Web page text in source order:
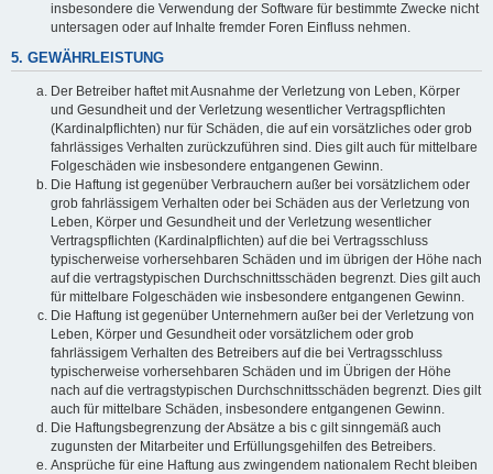
insbesondere die Verwendung der Software für bestimmte Zwecke nicht
untersagen oder auf Inhalte fremder Foren Einfluss nehmen.
5. GEWÄHRLEISTUNG
Der Betreiber haftet mit Ausnahme der Verletzung von Leben, Körper
und Gesundheit und der Verletzung wesentlicher Vertragspflichten
(Kardinalpflichten) nur für Schäden, die auf ein vorsätzliches oder grob
fahrlässiges Verhalten zurückzuführen sind. Dies gilt auch für mittelbare
Folgeschäden wie insbesondere entgangenen Gewinn.
Die Haftung ist gegenüber Verbrauchern außer bei vorsätzlichem oder
grob fahrlässigem Verhalten oder bei Schäden aus der Verletzung von
Leben, Körper und Gesundheit und der Verletzung wesentlicher
Vertragspflichten (Kardinalpflichten) auf die bei Vertragsschluss
typischerweise vorhersehbaren Schäden und im übrigen der Höhe nach
auf die vertragstypischen Durchschnittsschäden begrenzt. Dies gilt auch
für mittelbare Folgeschäden wie insbesondere entgangenen Gewinn.
Die Haftung ist gegenüber Unternehmern außer bei der Verletzung von
Leben, Körper und Gesundheit oder vorsätzlichem oder grob
fahrlässigem Verhalten des Betreibers auf die bei Vertragsschluss
typischerweise vorhersehbaren Schäden und im Übrigen der Höhe
nach auf die vertragstypischen Durchschnittsschäden begrenzt. Dies gilt
auch für mittelbare Schäden, insbesondere entgangenen Gewinn.
Die Haftungsbegrenzung der Absätze a bis c gilt sinngemäß auch
zugunsten der Mitarbeiter und Erfüllungsgehilfen des Betreibers.
Ansprüche für eine Haftung aus zwingendem nationalem Recht bleiben